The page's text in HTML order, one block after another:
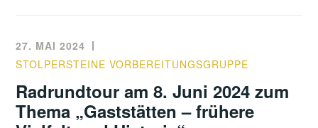
27. MAI 2024
STOLPERSTEINE VORBEREITUNGSGRUPPE
Radrundtour am 8. Juni 2024 zum
Thema „Gaststätten – frühere